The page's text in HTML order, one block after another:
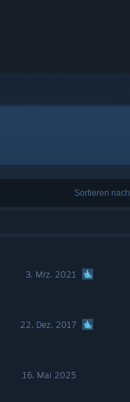
Sortieren nach
3. Mrz. 2021
22. Dez. 2017
16. Mai 2025